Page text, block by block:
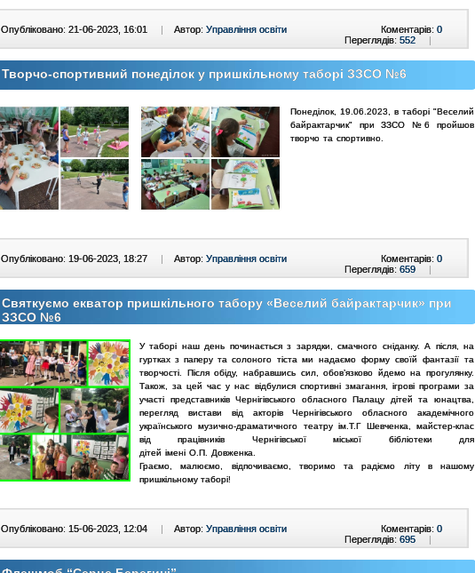
Опубліковано: 21-06-2023, 16:01 | Автор: Управління освіти Коментарів: 0
Переглядів: 552 |
Творчо-спортивний понеділок у пришкільному таборі ЗЗСО №6
Понеділок, 19.06.2023, в таборі "Веселий
байрактарчик" при ЗЗСО №6 пройшов
творчо та спортивно.
Опубліковано: 19-06-2023, 18:27 | Автор: Управління освіти Коментарів: 0
Переглядів: 659 |
Святкуємо екватор пришкільного табору «Веселий байрактарчик» при
ЗЗСО №6
У таборі наш день починається з зарядки, смачного сніданку. А після, на
гуртках з паперу та солоного тіста ми надаємо форму своїй фантазії та
творчості. Після обіду, набравшись сил,обов’язково йдемо на прогулянку.
Також, за цей час у нас відбулися спортивні змагання, ігрові програми за
участі представників Чернігівського обласного Палацу дітей та юнацтва,
перегляд вистави від акторівЧернігівського обласного академічного
українського музично-драматичного театру ім.Т.Г Шевченка , майстер-клас
від працівників Чернігівської міської бібліотеки для
дітей імені О.П. Довженка.
Граємо, малюємо, відпочиваємо, творимо та радіємо літу в нашому
пришкільному таборі!
Опубліковано: 15-06-2023, 12:04 | Автор: Управління освіти Коментарів: 0
Переглядів: 695 |